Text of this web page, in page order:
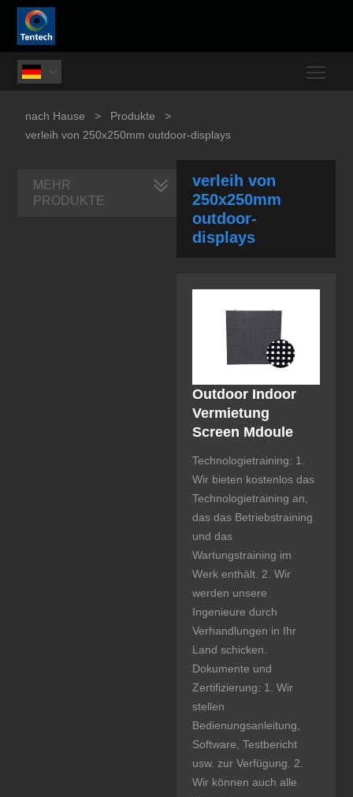

nach Hause > Produkte
>
verleih von 250x250mm outdoor-displays
verleih von
250x250mm
outdoor-
displays
Outdoor Indoor
Vermietung
Screen Mdoule
Technologietraining: 1.
Wir bieten kostenlos das
Technologietraining an,
das das Betriebstraining
und das
Wartungstraining im
Werk enthält. 2. Wir
werden unsere
Ingenieure durch
Verhandlungen in Ihr
Land schicken.
Dokumente und
Zertifizierung: 1. Wir
stellen
Bedienungsanleitung,
Software, Testbericht
usw. zur Verfügung. 2.
Wir können auch alle
MEHR
PRODUKTE